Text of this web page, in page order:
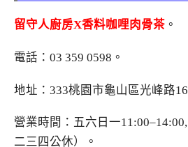
留守人廚房X香料咖哩肉骨茶 。
電話：03 359 0598。
地址：333桃園市龜山區光峰路
營業時間：五六日一
二三四公休）。